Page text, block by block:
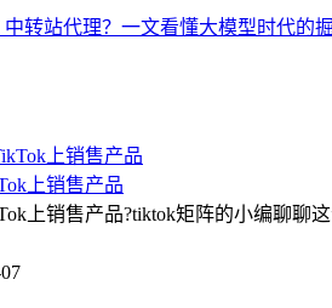
转站代理？一文看懂大模型时代的
上销售产品
上销售产品?tiktok矩阵的小编聊